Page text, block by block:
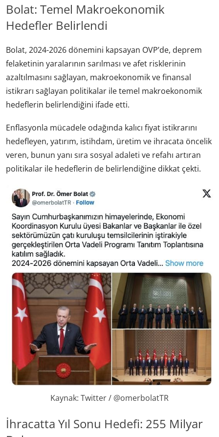
Bolat: Temel Makroekonomik
Hedefler Belirlendi
Bolat, 2024-2026 dönemini kapsayan OVP’de, deprem
felaketinin yaralarının sarılması ve afet risklerinin
azaltılmasını sağlayan, makroekonomik ve finansal
istikrarı sağlayan politikalar ile temel makroekonomik
hedeflerin belirlendiğini ifade etti.
Enflasyonla mücadele odağında kalıcı fiyat istikrarını
hedefleyen, yatırım, istihdam, üretim ve ihracata öncelik
veren, bunun yanı sıra sosyal adaleti ve refahı artıran
politikalar ile hedeflerin de belirlendiğine dikkat çekti.
Kaynak: Twitter / @omerbolatTR
İhracatta Yıl Sonu Hedefi: 255 Milyar